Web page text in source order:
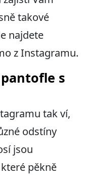
takové
najdete
z Instagramu.
s
tak ví,
odstíny
jsou
pěkně